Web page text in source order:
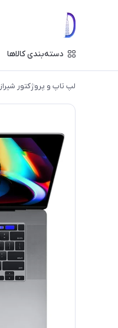
دسته‌بندی کالاها
لپ تاپ و پروژکتور شیراز